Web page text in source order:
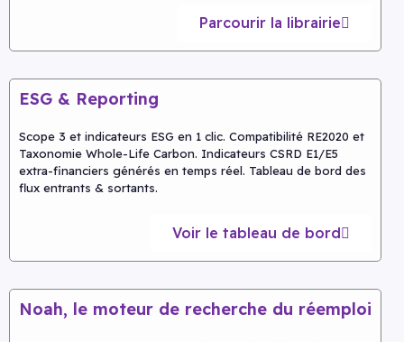
Parcourir la librairie
ESG & Reporting
Scope 3 et indicateurs ESG en 1 clic. Compatibilité RE2020 et
Taxonomie Whole-Life Carbon. Indicateurs CSRD E1/E5
extra-financiers générés en temps réel. Tableau de bord des
flux entrants & sortants.
Voir le tableau de bord
Noah, le moteur de recherche du réemploi